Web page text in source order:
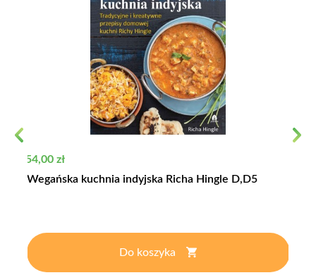
Cena
54,00 zł
Wegańska kuchnia indyjska Richa Hingle D,D5
Do koszyka